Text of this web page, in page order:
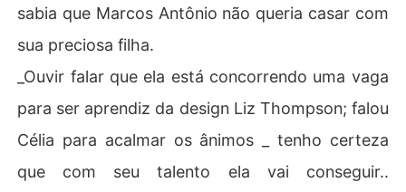
sabia que Marcos Antônio não queria casar com
sua preciosa filha.
_Ouvir falar que ela está concorrendo uma vaga
para ser aprendiz da design Liz Thompson; falou
Célia para acalmar os ânimos _ tenho certeza
que com seu talento ela vai conseguir..